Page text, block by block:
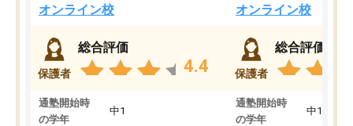
オンライン校
保護者
総合評価
4.4
通塾開始時
の学年
中1
オンライン校
保護者
総合評価
通塾開始時
の学年
中1